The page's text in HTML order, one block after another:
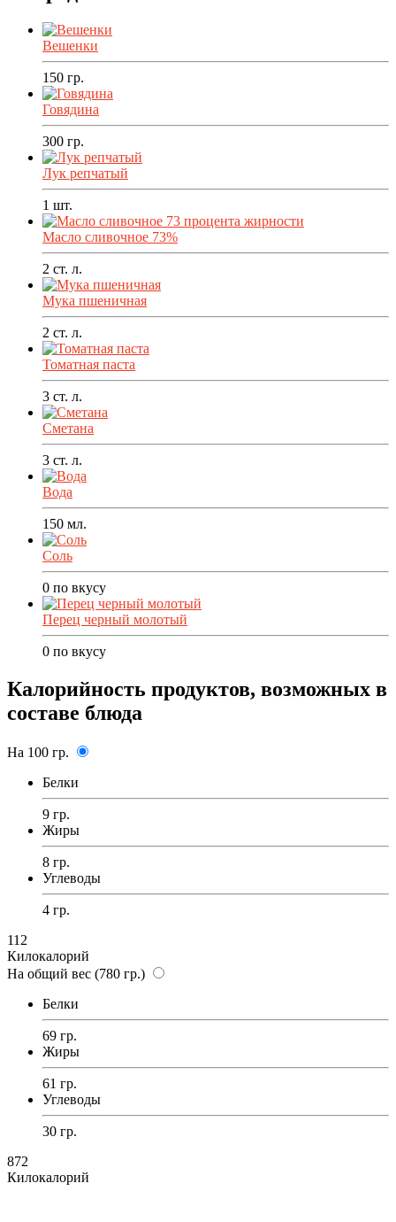
Вешенки
150 гр.
Говядина
300 гр.
Лук репчатый
1 шт.
Масло сливочное 73%
2 ст. л.
Мука пшеничная
2 ст. л.
Томатная паста
3 ст. л.
Сметана
3 ст. л.
Вода
150 мл.
Соль
0 по вкусу
Перец черный молотый
0 по вкусу
Калорийность продуктов, возможных в
составе блюда
На 100 гр.
Белки
9 гр.
Жиры
8 гр.
Углеводы
4 гр.
112
Килокалорий
На общий вес (780 гр.)
Белки
69 гр.
Жиры
61 гр.
Углеводы
30 гр.
872
Килокалорий